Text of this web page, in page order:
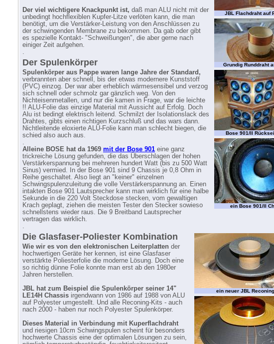
JBL Flachdraht auf
Grundig Runddraht
Bose 901/II
ein Bose 901/II
Der viel wichtigere Knackpunkt ist, daß man ALU nicht mit der
unbedingt hochflexiblen Kupfer-Litze verlöten kann, die man
benötigt, um die Verstärker-Leistung von den Anschlüssen zu
der schwingenden Membrane zu bekommen. Da gab oder gibt
es spezielle Kontakt- "Schweißungen", die aber gerne nach
einiger Zeit aufgehen.
.
Der Spulenkörper
Spulenkörper aus Pappe waren lange Jahre der Standard,
verbrannten aber schnell, bis der etwas modernere Kunststoff
(PVC) einzog. Der war aber erheblich wärmesensibel und verzog
sich schnell oder schmolz gar gänzlich weg. Von den
Nichteisenmetallen, und nur die kamen in Frage, war die leichte
!! ALU-Folie das einzige Material mit Aussicht auf Erfolg. Doch
Alu ist bedingt elektrisch leitend. Schmilzt der Isolationslack des
Drahtes, gibts einen richtigen Kurzschluß und das wars dann.
Nichtleitende eloxierte ALU-Folie kann man schlecht biegen, die
schied also auch aus.
.
Alleine BOSE hat da 1969 mit der Bose 901 eine ganz
trickreiche Lösung gefunden, die das Überschlagen der hohen
Verstärkerspannung bei mehreren hundert Watt (bis zu 500 Watt
Sinus) vermied. In der Bose 901 sind 9 Chassis je 0,8 Ohm in
Reihe geschaltet. Also liegt an "keiner" einzelnen
Schwingspulenzuleitung die volle Verstärkerspannung an. Einen
intakten Bose 901 Lautsprecher kann man wirklich für eine halbe
Sekunde in die 220 Volt Steckdose stecken, vom gewaltigen
Krach geplagt, ziehen die meisten Tester den Stecker sowieso
schnellstens wieder raus. Die 9 Breitband Lautsprecher
vertragen das wirklich.
.
ein neuer JBL
Die Glasfaser-Poliester Kombination
Wie wir es von den elektronischen Leiterplatten der
hochwertigen Geräte her kennen, ist eine Glasfaser
verstärkte Poliesterfolie die moderne Lösung. Doch eine
so richtig dünne Folie konnte man erst ab den 1980er
Jahren herstellen.
JBL hat zum Beispiel die Spulenkörper seiner 14"
LE14H Chassis irgendwann von 1986 auf 1988 von ALU
auf Polyester umgestellt. Und alle Reconing-Kits - auch
nach 2000 - haben nur noch Polyester Spulenkörper.
Dieses Material in Verbindung mit Kuperflachdraht
und riesigen 10cm Schwingspulen scheint für besonders
hochwerte Chassis eine der optimalen Lösungen zu sein,